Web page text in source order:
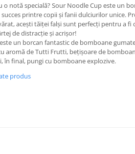
o notă specială? Sour Noodle Cup este un
printre copii și fanii dulciurilor unice.
acești tăiței falși sunt perfecți pentru a fi
de distracție și acrișor!
un borcan fantastic de bomboane
aromă de Tutti Frutti, bețișoare de
în final, pungi cu bomboane explozive.
produs